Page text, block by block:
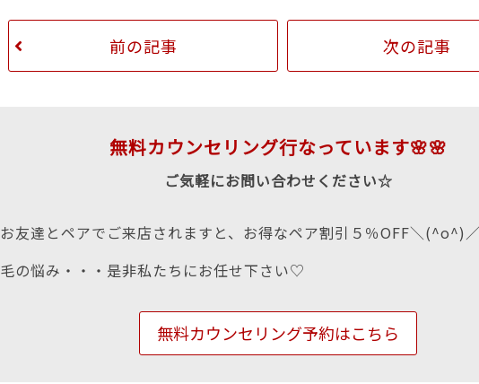
前の記事 次の記事
無料カウンセリング行なっています🌸🌸
ご気軽にお問い合わせください☆
お友達とペアでご来店されますと、お得なペア割引５％OFF＼(^o^)
毛の悩み・・・是非私たちにお任せ下さい♡
無料カウンセリング予約はこちら